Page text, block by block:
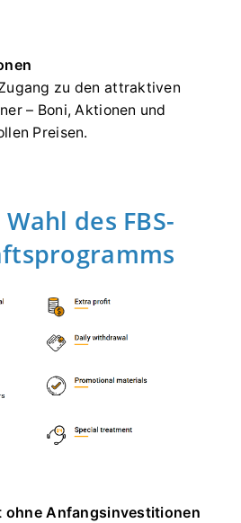
zu den attraktiven
– Boni, Aktionen und
Preisen.
des FBS-
ohne Anfangsinvestitionen